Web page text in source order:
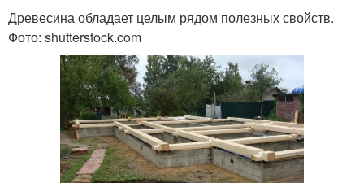
Древесина обладает целым рядом полезных свойств.
Фото: shutterstock.com